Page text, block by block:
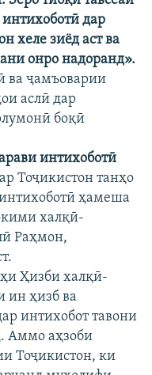
дар
хеле зиёд аст ва
онро надоранд».
ва ҷамъоварии
аслӣ дар
боқӣ
интихоботӣ
Тоҷикистон танҳо
ҳамеша
халқӣ-
Раҳмон,
Ҳизби халқӣ-
ин ҳизб ва
интихобот тавони
Аммо аҳзоби
Тоҷикистон, ки